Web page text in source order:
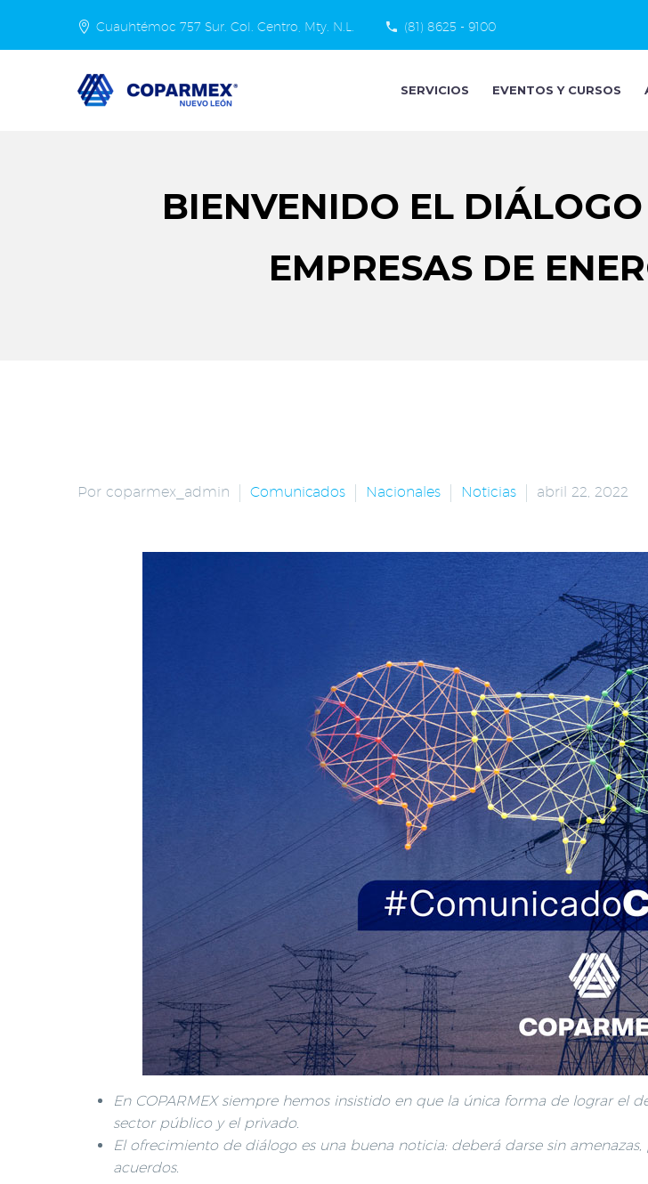
Cuauhtémoc 757 Sur. Col. Centro, Mty. N.L. (81) 8625 - 9100
SERVICIOS EVENTOS Y CURSOS
BIENVENIDO EL
EMPRESAS DE
Por coparmex_admin Comunicados Nacionales Noticias abril 22, 2022
En COPARMEX siempre hemos insistido en que la única forma de lograr el
sector público y el privado.
El ofrecimiento de diálogo es una buena noticia: deberá darse sin
acuerdos.